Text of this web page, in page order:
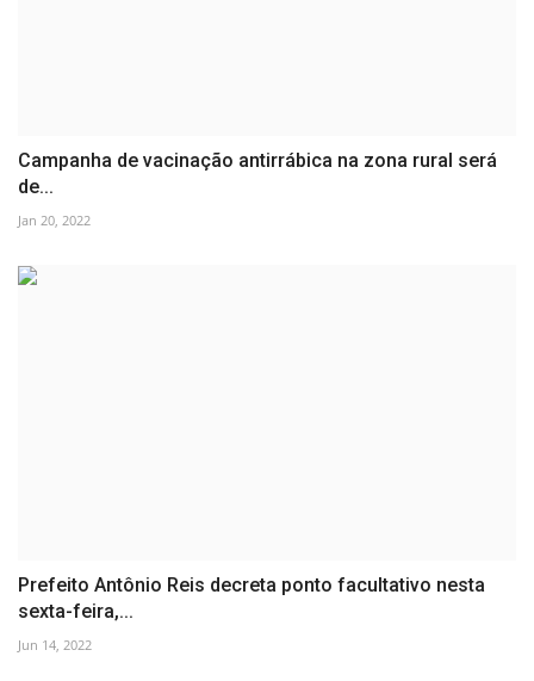
Campanha de vacinação antirrábica na zona rural será
de...
Jan 20, 2022
Prefeito Antônio Reis decreta ponto facultativo nesta
sexta-feira,...
Jun 14, 2022